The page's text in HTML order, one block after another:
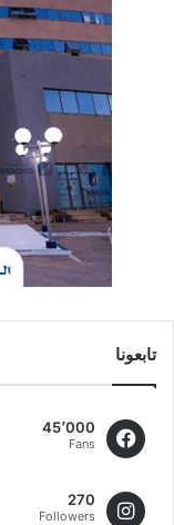
تابعونا
45٬000
Fans
270
Followers